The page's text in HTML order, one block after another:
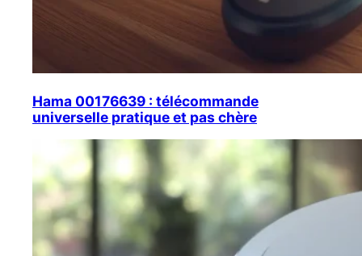
Hama 00176639 : télécommande
universelle pratique et pas chère